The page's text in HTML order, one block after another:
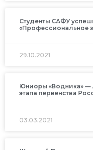
Студенты САФУ
«Профессиональное
29.10.2021
Юниоры «Водника» —
этапа первенства
03.03.2021